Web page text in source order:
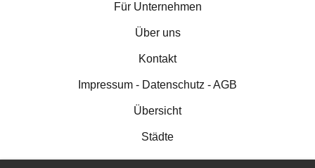
Für Unternehmen
Über uns
Kontakt
Impressum - Datenschutz - AGB
Übersicht
Städte